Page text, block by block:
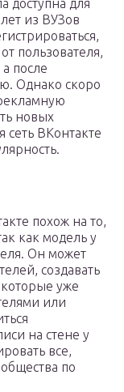
доступна для
из ВУЗов
пользователя,
после
Однако скоро
новых
сеть ВКонтакте
похож на то,
как модель у
Он может
создавать
уже
или
на стене у
все,
по